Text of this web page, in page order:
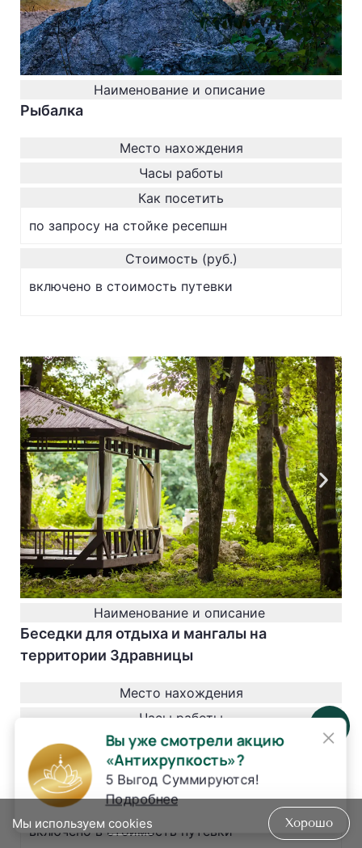
Наименование и описание
Рыбалка
Место нахождения
Часы работы
Как посетить
по запросу на стойке ресепшн
Стоимость (руб.)
включено в стоимость путевки
Наименование и описание
Беседки для отдыха и мангалы на
территории Здравницы
Место нахождения
Часы работы
Как посетить
по запросу на стойке ресепшн
Стоимость (руб.)
включено в стоимость путевки
Мы используем cookies Хорошо
×
Вы уже смотрели акцию
«Антихрупкость»?
5 Выгод Суммируются!
Подробнее